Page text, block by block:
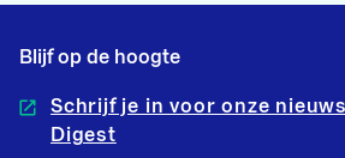
Blijf op de hoogte
Schrijf je in voor onze
Digest